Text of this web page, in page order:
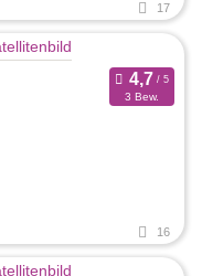
17
3 Bew.
16